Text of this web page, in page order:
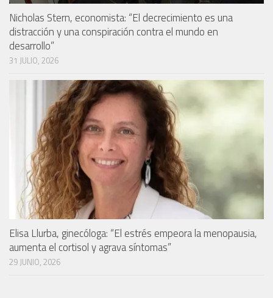
Nicholas Stern, economista: “El decrecimiento es una
distracción y una conspiración contra el mundo en
desarrollo”
31 JULIO, 2026
Elisa Llurba, ginecóloga: “El estrés empeora la menopausia,
aumenta el cortisol y agrava síntomas”
29 JUNIO, 2026